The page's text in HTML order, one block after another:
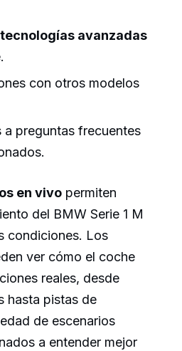
tecnologías avanzadas
con otros modelos
a preguntas frecuentes
en vivo permiten
del BMW Serie 1 M
condiciones. Los
ver cómo el coche
reales, desde
hasta pistas de
de escenarios
a entender mejor